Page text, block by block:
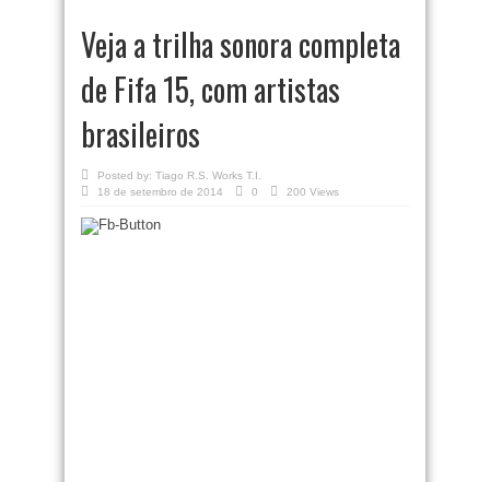
Veja a trilha sonora completa
de Fifa 15, com artistas
brasileiros
Posted by: Tiago R.S. Works T.I.
18 de setembro de 2014
0 200 Views